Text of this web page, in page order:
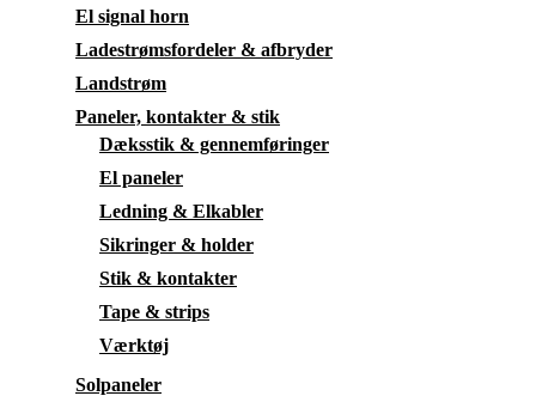
El signal horn
Ladestrømsfordeler & afbryder
Landstrøm
Paneler, kontakter & stik
Dæksstik & gennemføringer
El paneler
Ledning & Elkabler
Sikringer & holder
Stik & kontakter
Tape & strips
Værktøj
Solpaneler